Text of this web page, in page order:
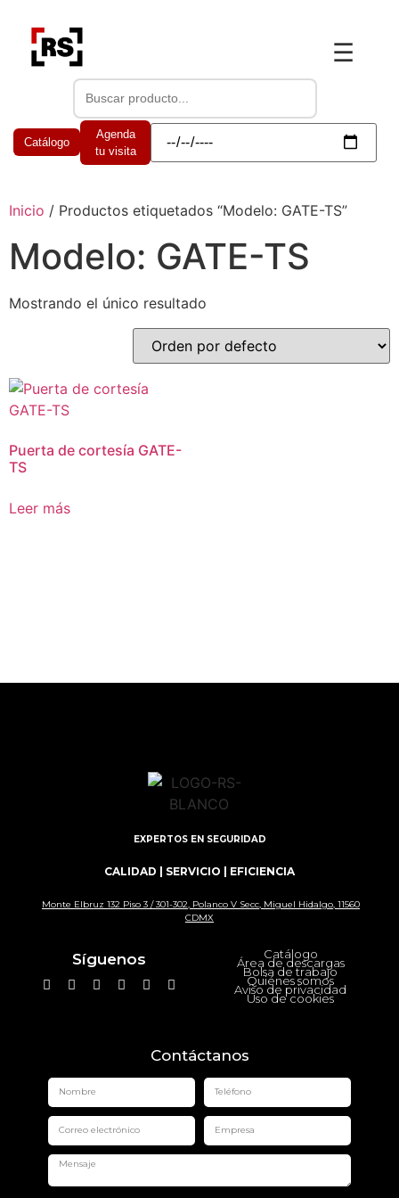
☰
Catálogo
Agenda
tu visita
Inicio / Productos etiquetados “Modelo: GATE-TS”
Modelo: GATE-TS
Mostrando el único resultado
Puerta de cortesía GATE-
TS
Leer más
EXPERTOS EN SEGURIDAD
CALIDAD | SERVICIO | EFICIENCIA
Monte Elbruz 132 Piso 3 / 301-302, Polanco V Secc, Miguel Hidalgo, 11560
CDMX
Síguenos Catálogo
Área de descargas
Bolsa de trabajo
Quiénes somos
Aviso de privacidad
Uso de cookies
Contáctanos